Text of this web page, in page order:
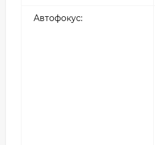
Автофокус: